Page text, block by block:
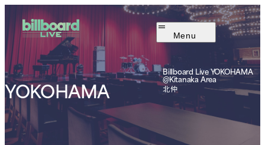
Menu
YOKOHAMA
Billboard Live YOKOHAMA
@Kitanaka Area
北仲